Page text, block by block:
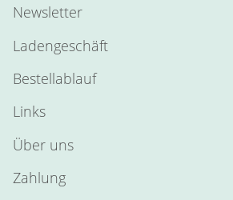
Newsletter
Ladengeschäft
Bestellablauf
Links
Über uns
Zahlung